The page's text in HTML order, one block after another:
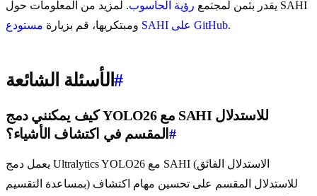
يقدر بثمن لمجتمع رؤية الحاسوب. لمزيد من المعلومات حول SAHI
ومبتكريها، قم بزيارة
مستودع SAHI على GitHub.
الأسئلة الشائعة#
كيف يمكنني دمج YOLO26 مع SAHI للاستدلال
المقسم في اكتشاف الأشياء؟ #
يعمل دمج Ultralytics YOLO26 مع SAHI (الاستدلال الفائق
بمساعدة التقسيم) للاستدلال المقسم على تحسين مهام اكتشاف